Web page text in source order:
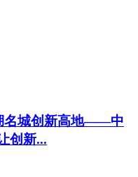
名城创新高地——中
创新...